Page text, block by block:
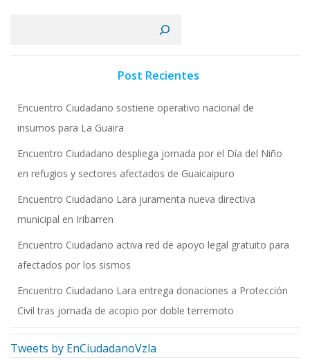
Post Recientes
Encuentro Ciudadano sostiene operativo nacional de
insumos para La Guaira
Encuentro Ciudadano despliega jornada por el Día del Niño
en refugios y sectores afectados de Guaicaipuro
Encuentro Ciudadano Lara juramenta nueva directiva
municipal en Iribarren
Encuentro Ciudadano activa red de apoyo legal gratuito para
afectados por los sismos
Encuentro Ciudadano Lara entrega donaciones a Protección
Civil tras jornada de acopio por doble terremoto
Tweets by EnCiudadanoVzla